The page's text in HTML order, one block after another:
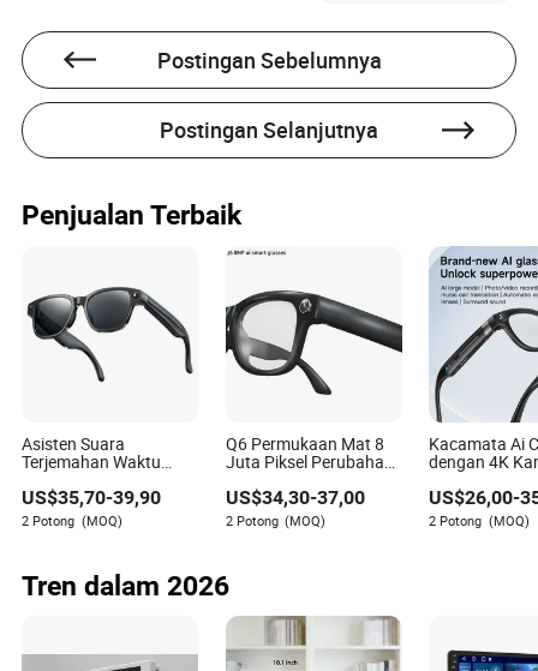
Postingan Sebelumnya
Postingan Selanjutnya
Penjualan Terbaik
Asisten Suara
Terjemahan Waktu
Video Ai Pintar
US$35,70-39,90
2 Potong (MOQ)
Q6 Permukaan Mat 8
Juta Piksel Perubahan
Video Bluetooth WiFi
Kacamata Pintar Ai
US$34,30-37,00
2 Potong (MOQ)
Kacamata Ai
dengan 4K
Video Chatgpt
Panggilan
US$26,00-
2 Potong (MOQ)
Tren dalam 2026